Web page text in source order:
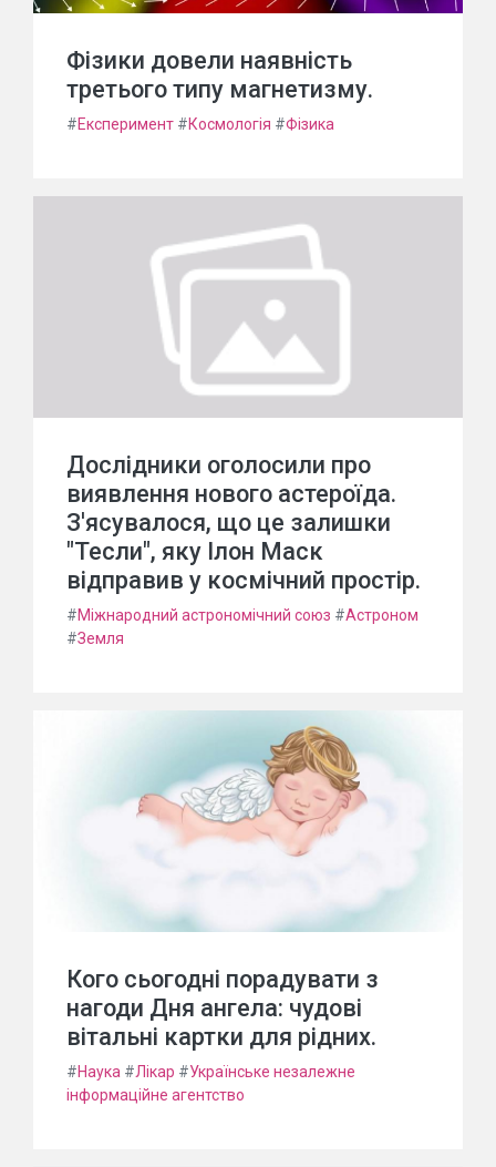
Фізики довели наявність
третього типу магнетизму.
#Експеримент #Космологія #Фізика
Дослідники оголосили про
виявлення нового астероїда.
З'ясувалося, що це залишки
"Тесли", яку Ілон Маск
відправив у космічний простір.
#Міжнародний астрономічний союз #Астроном
#Земля
Кого сьогодні порадувати з
нагоди Дня ангела: чудові
вітальні картки для рідних.
#Наука #Лікар #Українське незалежне
інформаційне агентство